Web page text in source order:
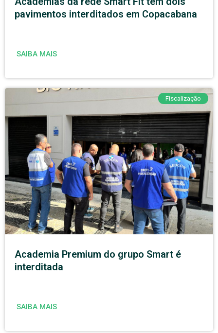
pavimentos interditados em Copacabana
SAIBA MAIS
Fiscalização
Academia Premium do grupo Smart é
interditada
SAIBA MAIS